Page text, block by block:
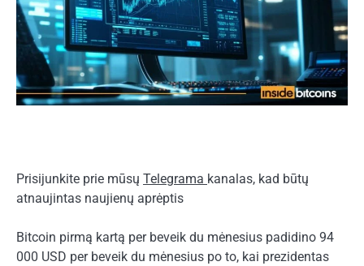
Prisijunkite prie mūsų Telegrama kanalas, kad būtų
atnaujintas naujienų aprėptis
Bitcoin pirmą kartą per beveik du mėnesius padidino 94
000 USD per beveik du mėnesius po to, kai prezidentas